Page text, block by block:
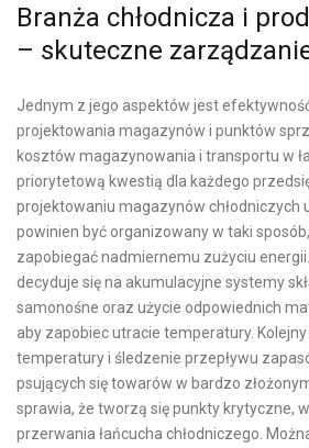
Branża chłodnicza i
– skuteczne
Jednym z jego aspektów jest
projektowania magazynów i punktów
kosztów magazynowania i transportu w
priorytetową kwestią dla każdego
projektowaniu magazynów chłodniczych
powinien być organizowany w taki
zapobiegać nadmiernemu zużyciu
decyduje się na akumulacyjne systemy
samonośne oraz użycie odpowiednich
aby zapobiec utracie temperatury.
temperatury i śledzenie przepływu
psujących się towarów w bardzo
sprawia, że tworzą się punkty krytyczne,
przerwania łańcucha chłodniczego.